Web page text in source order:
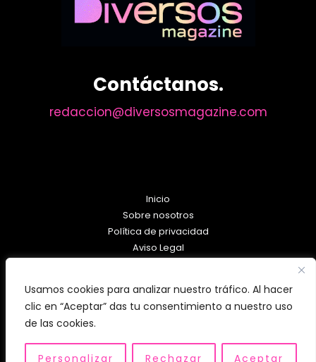
Usamos cookies para analizar nuestro tráfico. Al hacer
clic en “Aceptar” das tu consentimiento a nuestro uso
de las cookies.
Personalizar Rechazar Aceptar
Contáctanos.
redaccion@diversosmagazine.com
Inicio
Sobre nosotros
Política de privacidad
Aviso Legal